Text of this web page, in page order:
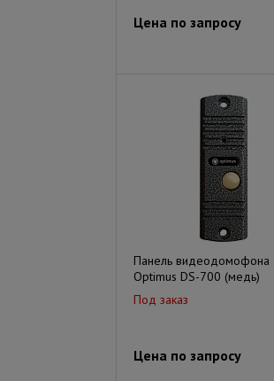
Цена по запросу
Панель видеодомофона
Optimus DS-700 (медь)
Под заказ
Цена по запросу